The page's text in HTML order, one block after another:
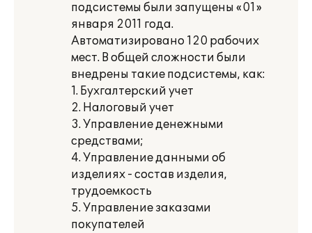
подсистемы были запущены «01»
января 2011 года.
Автоматизировано 120 рабочих
мест. В общей сложности были
внедрены такие подсистемы, как:
1. Бухгалтерский учет
2. Налоговый учет
3. Управление денежными
средствами;
4. Управление данными об
изделиях - состав изделия,
трудоемкость
5. Управление заказами
покупателей